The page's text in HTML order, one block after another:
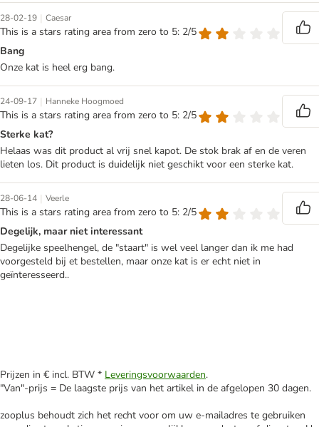
28-02-19 | Caesar
This is a stars rating area from zero to 5: 2/5
Bang
Onze kat is heel erg bang.
24-09-17 | Hanneke Hoogmoed
This is a stars rating area from zero to 5: 2/5
Sterke kat?
Helaas was dit product al vrij snel kapot. De stok brak af en de veren
lieten los. Dit product is duidelijk niet geschikt voor een sterke kat.
28-06-14 | Veerle
This is a stars rating area from zero to 5: 2/5
Degelijk, maar niet interessant
Degelijke speelhengel, de "staart" is wel veel langer dan ik me had
voorgesteld bij et bestellen, maar onze kat is er echt niet in
geïnteresseerd..
Prijzen in € incl. BTW * Leveringsvoorwaarden.
"Van"-prijs = De laagste prijs van het artikel in de afgelopen 30 dagen.
zooplus behoudt zich het recht voor om uw e-mailadres te gebruiken